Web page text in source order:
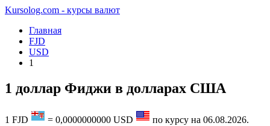
Kursolog.com - курсы валют
Главная
FJD
USD
1
1 доллар Фиджи в долларах США
1 FJD = 0,0000000000 USD по курсу на 06.08.2026.